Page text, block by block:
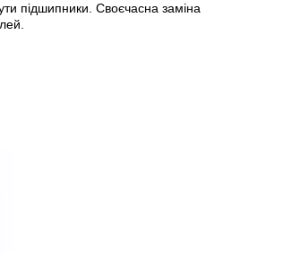
підшипники. Своєчасна заміна